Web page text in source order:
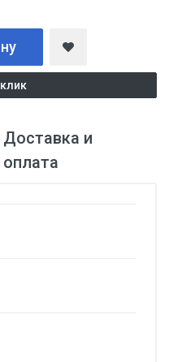
Доставка и
оплата